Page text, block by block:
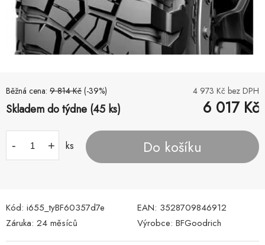
Běžná cena: 9 814 Kč (-39%) 4 973 Kč bez DPH
Skladem do týdne (45 ks) 6 017Kč
- + ks Do košíku
Kód: i655_tyBF60357d7e EAN: 3528709846912
Záruka: 24 měsíců Výrobce: BFGoodrich